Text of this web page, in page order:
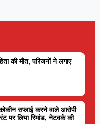
की मौत, परिजनों ने लगाए
सप्लाई करने वाले आरोपी
पर लिया रिमांड, नेटवर्क की